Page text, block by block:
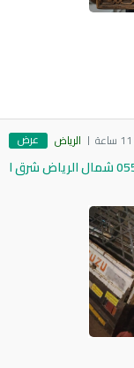
الرياض عرض
دينا طش اثاث قديم بالرياض 0557573607 شمال الرياض شرق ا